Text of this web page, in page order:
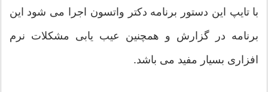
با تایپ این دستور برنامه دکتر واتسون اجرا می شود این
برنامه در گزارش و همچنین عیب یابی مشکلات نرم
افزاری بسیار مفید می باشد.